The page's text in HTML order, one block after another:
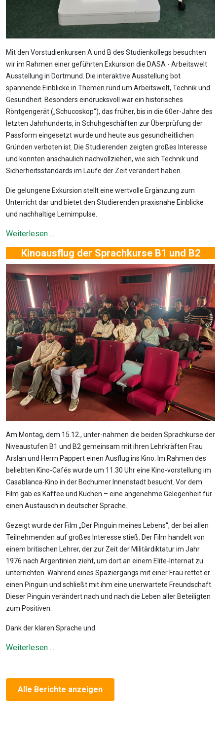
Mit den Vorstudienkursen A und B des Studienkollegs besuchten
wir im Rahmen einer geführten Exkursion die DASA - Arbeitswelt
Ausstellung in Dortmund. Die interaktive Ausstellung bot
spannende Einblicke in Themen rund um Arbeitswelt, Technik und
Gesundheit. Besonders eindrucksvoll war ein historisches
Röntgengerät („Schucoskop“), das früher, bis in die 60er-Jahre des
letzten Jahrhunderts, in Schuhgeschäften zur Überprüfung der
Passform eingesetzt wurde und heute aus gesundheitlichen
Gründen verboten ist. Die Studierenden zeigten großes Interesse
und konnten anschaulich nachvollziehen, wie sich Technik und
Sicherheitsstandards im Laufe der Zeit verändert haben.
Die gelungene Exkursion stellt eine wertvolle Ergänzung zum
Unterricht dar und bietet den Studierenden praxisnahe Einblicke
und nachhaltige Lernimpulse.
Weiterlesen ...
Kinoausflug der Sprachkurse B1 und B2
Am Montag, dem 15.12., unter-nahmen die beiden Sprachkurse der
Niveaustufen B1 und B2 gemeinsam mit ihren Lehrkräften Frau
Arslan und Herrn Pappert einen Ausflug ins Kino. Im Rahmen des
beliebten Kino-Cafés wurde um 11.30 Uhr eine Kino-vorstellung im
Casablanca-Kino in der Bochumer Innenstadt besucht. Vor dem
Film gab es Kaffee und Kuchen – eine angenehme Gelegenheit für
einen Austausch in deutscher Sprache.
Gezeigt wurde der Film „Der Pinguin meines Lebens“, der bei allen
Teilnehmenden auf großes Interesse stieß. Der Film handelt von
einem britischen Lehrer, der zur Zeit der Militärdiktatur im Jahr
1976 nach Argentinien zieht, um dort an einem Elite-Internat zu
unterrichten. Während eines Spaziergangs mit einer Frau rettet er
einen Pinguin und schließt mit ihm eine unerwartete Freundschaft.
Dieser Pinguin verändert nach und nach die Leben aller Beteiligten
zum Positiven.
Dank der klaren Sprache und
Weiterlesen ...
Alle Berichte anzeigen